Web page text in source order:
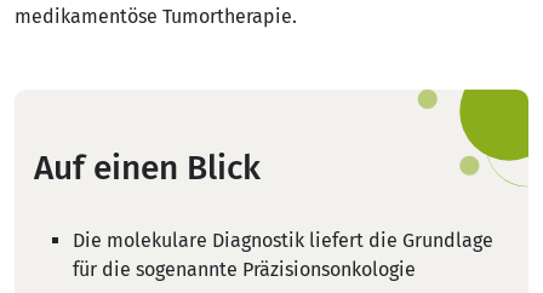
medikamentöse Tumortherapie.
Auf einen Blick
Die molekulare Diagnostik liefert die Grundlage
für die sogenannte Präzisionsonkologie